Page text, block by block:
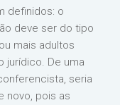
definidos: o
deve ser do tipo
mais adultos
jurídico. De uma
seria
novo, pois as